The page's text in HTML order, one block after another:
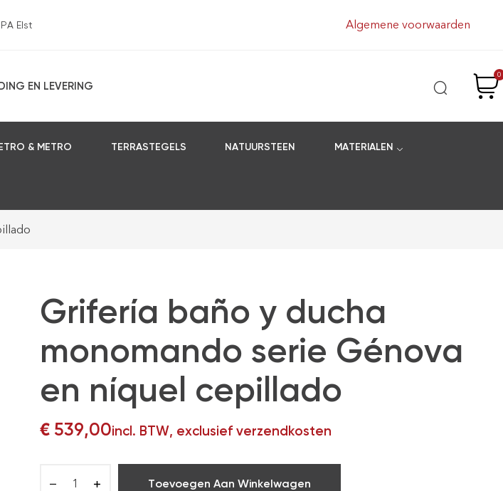
Elst Algemene voorwaarden
EN LEVERING
0
& METRO TERRASTEGELS NATUURSTEEN MATERIALEN
Grifería baño y ducha
monomando serie Génova
en níquel cepillado
€539,00incl. BTW, exclusief verzendkosten
Toevoegen Aan Winkelwagen